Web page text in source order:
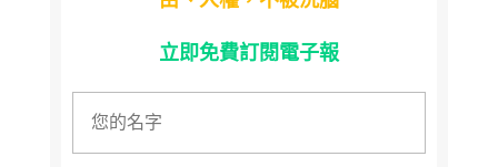
立即免費訂閱電子報